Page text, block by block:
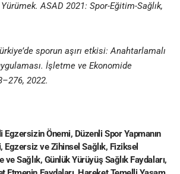
ASAD 2021: Spor-Eğitim-Sağlık,
sporun aşırı etkisi: Anahtarlamalı
İşletme ve Ekonomide
2022.
Egzersizin Önemi, Düzenli Spor Yapmanın
, Egzersiz ve Zihinsel Sağlık, Fiziksel
ve Sağlık, Günlük Yürüyüş Sağlık Faydaları,